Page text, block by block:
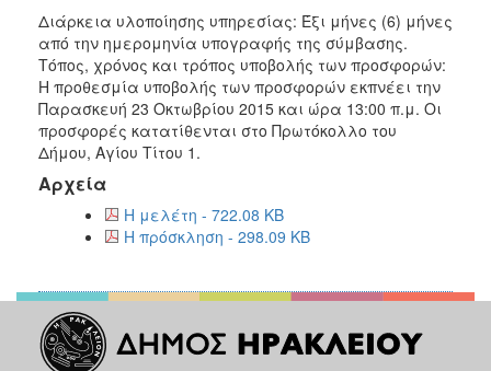
ΕΠΙΣΚΕΠΤΗΣ
ΗΡΑΚΛΕΙΟ
Διάρκεια υλοποίησης υπηρεσίας: Έξι μήνες (6) μήνες
από την ημερομηνία υπογραφής της σύμβασης.
Τόπος, χρόνος και τρόπος υποβολής των προσφορών:
Η προθεσμία υποβολής των προσφορών εκπνέει την
Παρασκευή 23 Οκτωβρίου 2015 και ώρα 13:00 π.μ. Οι
προσφορές κατατίθενται στο Πρωτόκολλο του
Δήμου, Αγίου Τίτου 1.
Αρχεία
Η μελέτη - 722.08 KB
Η πρόσκληση - 298.09 KB